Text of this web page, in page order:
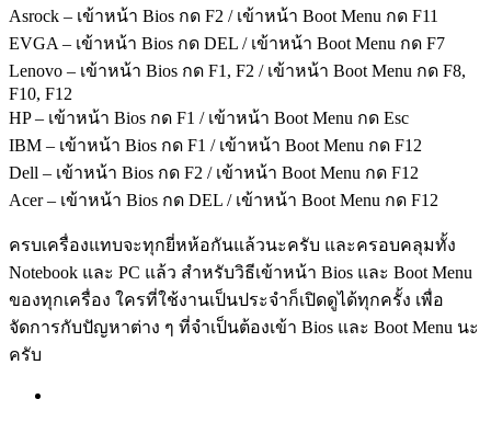
Asrock – เข้าหน้า Bios กด F2 / เข้าหน้า Boot Menu กด F11
EVGA – เข้าหน้า Bios กด DEL / เข้าหน้า Boot Menu กด F7
Lenovo – เข้าหน้า Bios กด F1, F2 / เข้าหน้า Boot Menu กด F8,
F10, F12
HP – เข้าหน้า Bios กด F1 / เข้าหน้า Boot Menu กด Esc
IBM – เข้าหน้า Bios กด F1 / เข้าหน้า Boot Menu กด F12
Dell – เข้าหน้า Bios กด F2 / เข้าหน้า Boot Menu กด F12
Acer – เข้าหน้า Bios กด DEL / เข้าหน้า Boot Menu กด F12
ครบเครื่องแทบจะทุกยี่หห้อกันแล้วนะครับ และครอบคลุมทั้ง
Notebook และ PC แล้ว สำหรับวิธีเข้าหน้า Bios และ Boot Menu
ของทุกเครื่อง ใครที่ใช้งานเป็นประจำก็เปิดดูได้ทุกครั้ง เพื่อ
จัดการกับปัญหาต่าง ๆ ที่จำเป็นต้องเข้า Bios และ Boot Menu นะ
ครับ